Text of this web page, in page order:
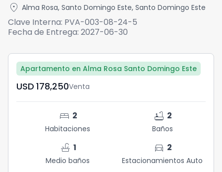
location_on Alma Rosa, Santo Domingo Este, Santo Domingo Este
Clave Interna: PVA-003-08-24-5
Fecha de Entrega: 2027-06-30
Apartamento en Alma Rosa Santo Domingo Este
USD	178,250Venta
bed 2
Habitaciones
bathtub 2
Baños
faucet 1
Medio baños
directions_car 2
Estacionamientos Auto